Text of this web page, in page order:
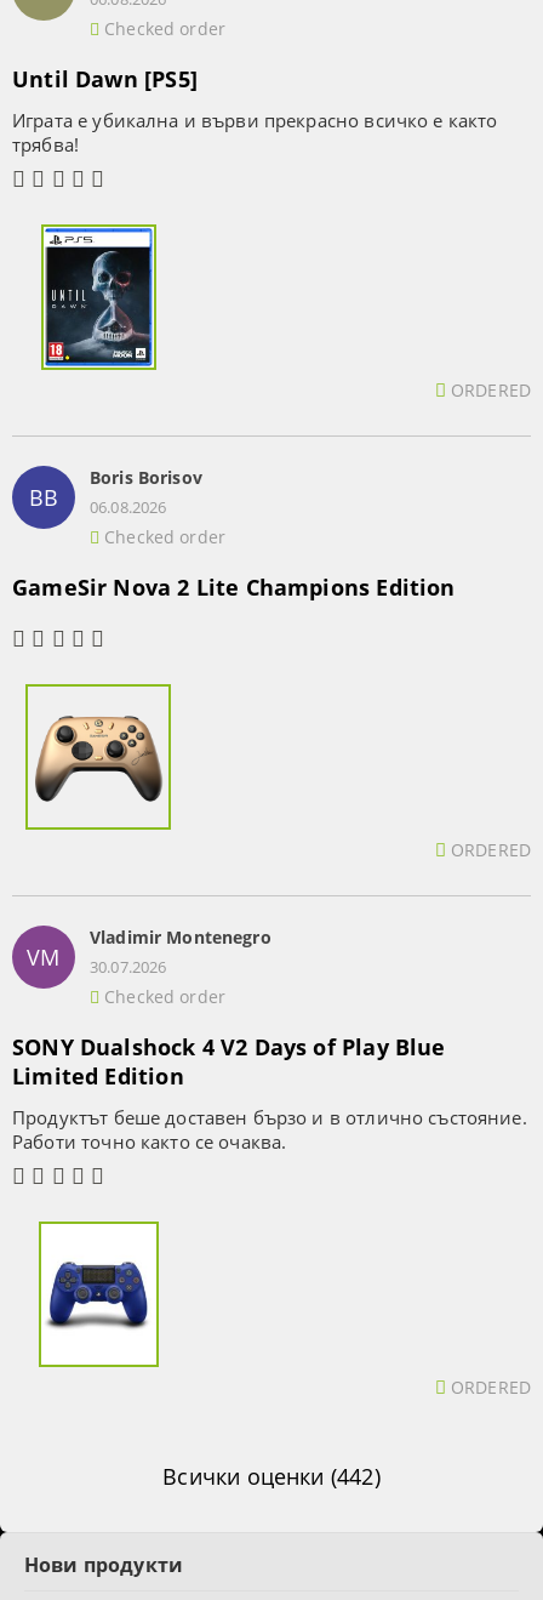
Checked order
Until Dawn [PS5]
Играта е убикална и върви прекрасно всичко е както
трябва!
ORDERED
BB
Boris Borisov
06.08.2026
Checked order
GameSir Nova 2 Lite Champions Edition
ORDERED
VM
Vladimir Montenegro
30.07.2026
Checked order
SONY Dualshock 4 V2 Days of Play Blue
Limited Edition
Продуктът беше доставен бързо и в отлично състояние.
Работи точно както се очаква.
ORDERED
Всички оценки (442)
Нови продукти